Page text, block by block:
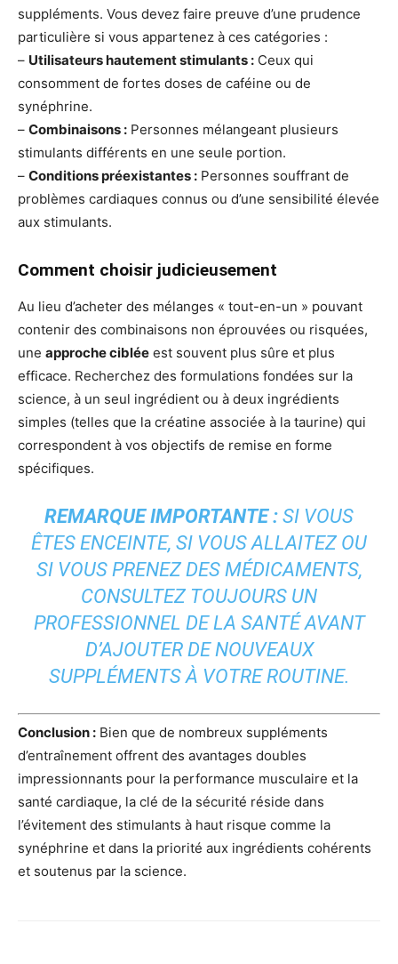
suppléments. Vous devez faire preuve d’une prudence
particulière si vous appartenez à ces catégories :
– Utilisateurs hautement stimulants : Ceux qui
consomment de fortes doses de caféine ou de
synéphrine.
– Combinaisons : Personnes mélangeant plusieurs
stimulants différents en une seule portion.
– Conditions préexistantes : Personnes souffrant de
problèmes cardiaques connus ou d’une sensibilité élevée
aux stimulants.
Comment choisir judicieusement
Au lieu d’acheter des mélanges « tout-en-un » pouvant
contenir des combinaisons non éprouvées ou risquées,
une approche ciblée est souvent plus sûre et plus
efficace. Recherchez des formulations fondées sur la
science, à un seul ingrédient ou à deux ingrédients
simples (telles que la créatine associée à la taurine) qui
correspondent à vos objectifs de remise en forme
spécifiques.
REMARQUE IMPORTANTE : SI VOUS
ÊTES ENCEINTE, SI VOUS ALLAITEZ OU
SI VOUS PRENEZ DES MÉDICAMENTS,
CONSULTEZ TOUJOURS UN
PROFESSIONNEL DE LA SANTÉ AVANT
D’AJOUTER DE NOUVEAUX
SUPPLÉMENTS À VOTRE ROUTINE.
Conclusion : Bien que de nombreux suppléments
d’entraînement offrent des avantages doubles
impressionnants pour la performance musculaire et la
santé cardiaque, la clé de la sécurité réside dans
l’évitement des stimulants à haut risque comme la
synéphrine et dans la priorité aux ingrédients cohérents
et soutenus par la science.